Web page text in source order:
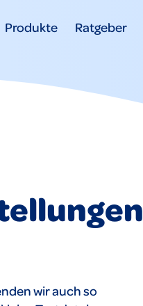
Produkte Ratgeber
wir auch so